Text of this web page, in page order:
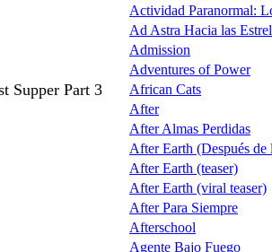
Supper Part 3
Actividad Paranormal:
Ad Astra Hacia las
Admission
Adventures of Power
African Cats
After
After Almas Perdidas
After Earth (Después de
After Earth (teaser)
After Earth (viral teaser)
After Para Siempre
Afterschool
Agente Bajo Fuego